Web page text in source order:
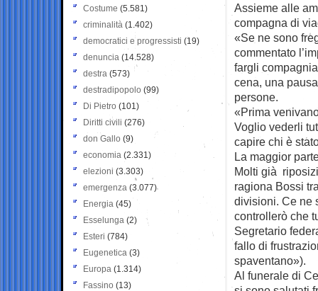
Assieme alle
compagna di
«Se ne sono
commentato
fargli
cena, una
persone.
«Prima
Voglio vederli
capire chi è
La maggior
Molti già
ragiona Bossi
divisioni. Ce ne
controllerò che
Segretario
fallo di
spaventano»).
Al funerale di
Costume (5.581)
criminalità (1.402)
democratici e progressisti (19)
denuncia (14.528)
destra (573)
destradipopolo (99)
Di Pietro (101)
Diritti civili (276)
don Gallo (9)
economia (2.331)
elezioni (3.303)
emergenza (3.077)
Energia (45)
Esselunga (2)
Esteri (784)
Eugenetica (3)
Europa (1.314)
Fassino (13)